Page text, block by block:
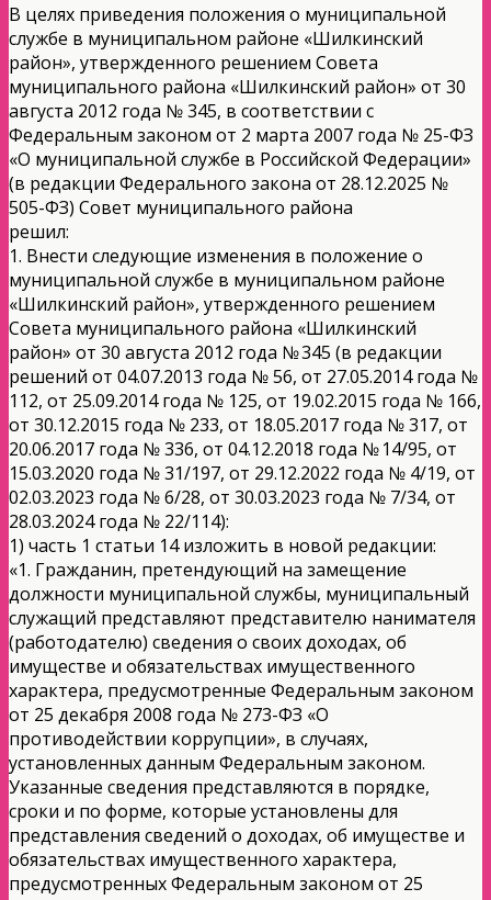
В целях приведения положения о муниципальной
службе в муниципальном районе «Шилкинский
район», утвержденного решением Совета
муниципального района «Шилкинский район» от 30
августа 2012 года № 345, в соответствии с
Федеральным законом от 2 марта 2007 года № 25-ФЗ
«О муниципальной службе в Российской Федерации»
(в редакции Федерального закона от 28.12.2025 №
505-ФЗ) Совет муниципального района
решил:
1. Внести следующие изменения в положение о
муниципальной службе в муниципальном районе
«Шилкинский район», утвержденного решением
Совета муниципального района «Шилкинский
район» от 30 августа 2012 года № 345 (в редакции
решений от 04.07.2013 года № 56, от 27.05.2014 года №
112, от 25.09.2014 года № 125, от 19.02.2015 года № 166,
от 30.12.2015 года № 233, от 18.05.2017 года № 317, от
20.06.2017 года № 336, от 04.12.2018 года № 14/95, от
15.03.2020 года № 31/197, от 29.12.2022 года № 4/19, от
02.03.2023 года № 6/28, от 30.03.2023 года № 7/34, от
28.03.2024 года № 22/114):
1) часть 1 статьи 14 изложить в новой редакции:
«1. Гражданин, претендующий на замещение
должности муниципальной службы, муниципальный
служащий представляют представителю нанимателя
(работодателю) сведения о своих доходах, об
имуществе и обязательствах имущественного
характера, предусмотренные Федеральным законом
от 25 декабря 2008 года № 273-ФЗ «О
противодействии коррупции», в случаях,
установленных данным Федеральным законом.
Указанные сведения представляются в порядке,
сроки и по форме, которые установлены для
представления сведений о доходах, об имуществе и
обязательствах имущественного характера,
предусмотренных Федеральным законом от 25